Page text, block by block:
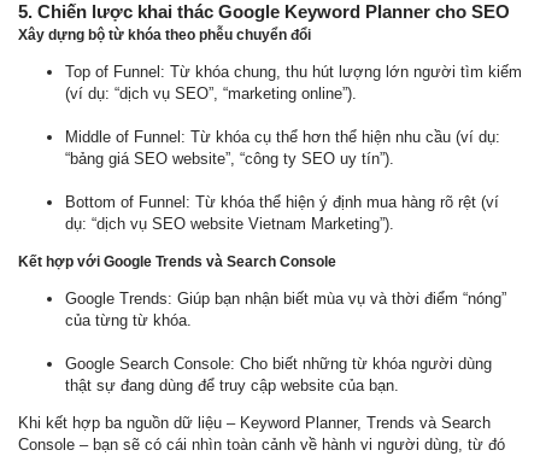
5. Chiến lược khai thác Google Keyword Planner cho SEO
Xây dựng bộ từ khóa theo phễu chuyển đổi
Top of Funnel: Từ khóa chung, thu hút lượng lớn người tìm kiếm
(ví dụ: “dịch vụ SEO”, “marketing online”).
Middle of Funnel: Từ khóa cụ thể hơn thể hiện nhu cầu (ví dụ:
“bảng giá SEO website”, “công ty SEO uy tín”).
Bottom of Funnel: Từ khóa thể hiện ý định mua hàng rõ rệt (ví
dụ: “dịch vụ SEO website Vietnam Marketing”).
Kết hợp với Google Trends và Search Console
Google Trends: Giúp bạn nhận biết mùa vụ và thời điểm “nóng”
của từng từ khóa.
Google Search Console: Cho biết những từ khóa người dùng
thật sự đang dùng để truy cập website của bạn.
Khi kết hợp ba nguồn dữ liệu – Keyword Planner, Trends và Search
Console – bạn sẽ có cái nhìn toàn cảnh về hành vi người dùng, từ đó